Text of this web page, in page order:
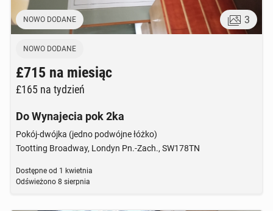
NOWO DODANE 3
NOWO DODANE
£715 na miesiąc
£165 na tydzień
Do Wynajecia pok 2ka
Pokój-dwójka (jedno podwójne łóżko)
Tootting Broadway, Londyn Pn.-Zach., SW178TN
Dostępne od 1 kwietnia
Odświeżono 8 sierpnia